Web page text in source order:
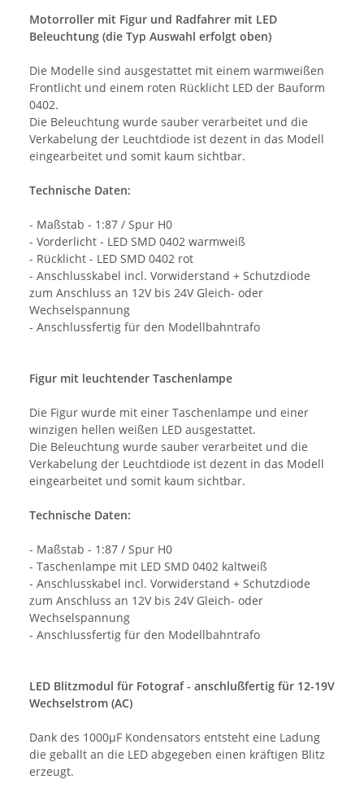
Motorroller mit Figur und Radfahrer mit LED
Beleuchtung (die Typ Auswahl erfolgt oben)
Die Modelle sind ausgestattet mit einem warmweißen
Frontlicht und einem roten Rücklicht LED der Bauform
0402.
Die Beleuchtung wurde sauber verarbeitet und die
Verkabelung der Leuchtdiode ist dezent in das Modell
eingearbeitet und somit kaum sichtbar.
Technische Daten:
- Maßstab - 1:87 / Spur H0
- Vorderlicht - LED SMD 0402 warmweiß
- Rücklicht - LED SMD 0402 rot
- Anschlusskabel incl. Vorwiderstand + Schutzdiode
zum Anschluss an 12V bis 24V Gleich- oder
Wechselspannung
- Anschlussfertig für den Modellbahntrafo
Figur mit leuchtender Taschenlampe
Die Figur wurde mit einer Taschenlampe und einer
winzigen hellen weißen LED ausgestattet.
Die Beleuchtung wurde sauber verarbeitet und die
Verkabelung der Leuchtdiode ist dezent in das Modell
eingearbeitet und somit kaum sichtbar.
Technische Daten:
- Maßstab - 1:87 / Spur H0
- Taschenlampe mit LED SMD 0402 kaltweiß
- Anschlusskabel incl. Vorwiderstand + Schutzdiode
zum Anschluss an 12V bis 24V Gleich- oder
Wechselspannung
- Anschlussfertig für den Modellbahntrafo
LED Blitzmodul für Fotograf - anschlußfertig für 12-19V
Wechselstrom (AC)
Dank des 1000µF Kondensators entsteht eine Ladung
die geballt an die LED abgegeben einen kräftigen Blitz
erzeugt.